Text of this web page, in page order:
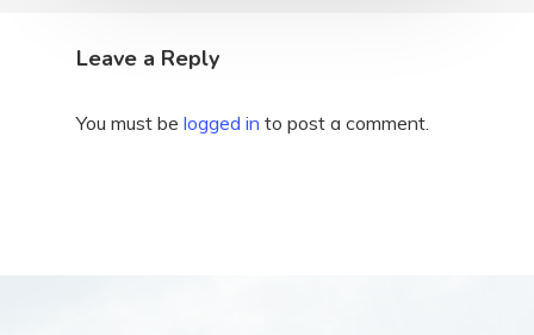
Leave a Reply
You must be logged in to post a comment.